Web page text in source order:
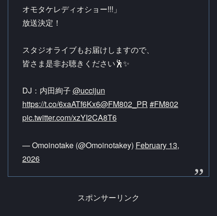
オモタケレディオショー!!!」
放送決定！
スタジオライブもお届けしますので、
皆さま是非お聴きください🕺✨
DJ：内田絢子 @uccijun
https://t.co/6xaATf6Kx6@FM802_PR #FM802
pic.twitter.com/xzYI2CA8T6
— Omoinotake (@Omoinotakey) February 13,
2026
スポンサーリンク